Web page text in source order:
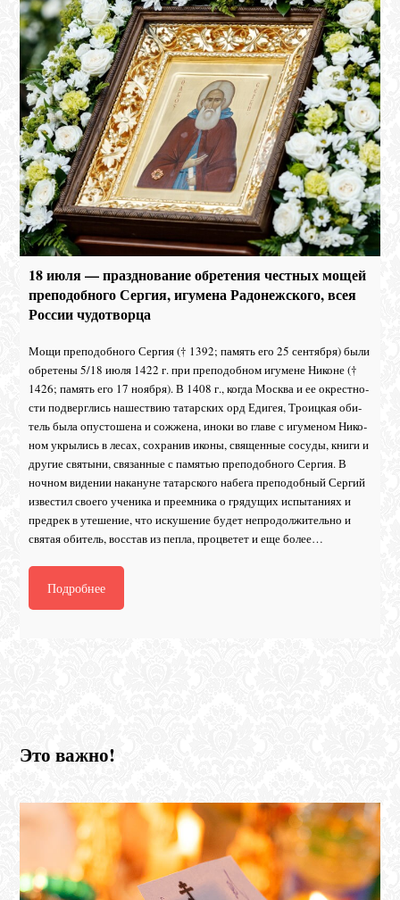
18 июля — празднование обретения честных мощей
преподобного Сергия, игумена Радонежского, всея
России чудотворца
Мо­щи пре­по­доб­но­го Сер­гия († 1392; па­мять его 25 сен­тяб­ря) бы­ли
об­ре­те­ны 5/18 июля 1422 г. при пре­по­доб­ном игу­мене Ни­коне (†
1426; па­мять его 17 но­яб­ря). В 1408 г., ко­гда Москва и ее окрест­но­
сти под­верг­лись на­ше­ствию та­тар­ских орд Еди­гея, Тро­иц­кая оби­
тель бы­ла опу­сто­ше­на и со­жже­на, ино­ки во гла­ве с игу­ме­ном Ни­ко­
ном укры­лись в ле­сах, со­хра­нив ико­ны, свя­щен­ные со­су­ды, кни­ги и
дру­гие свя­ты­ни, свя­зан­ные с па­мя­тью пре­по­доб­но­го Сер­гия. В
ноч­ном ви­де­нии на­ка­нуне та­тар­ско­го на­бе­га пре­по­доб­ный Сер­гий
из­ве­стил сво­е­го уче­ни­ка и пре­ем­ни­ка о гря­ду­щих ис­пы­та­ни­ях и
пред­рек в уте­ше­ние, что ис­ку­ше­ние бу­дет непро­дол­жи­тель­но и
свя­тая оби­тель, вос­став из пеп­ла, про­цве­тет и еще бо­лее…
Подробнее
Это важно!